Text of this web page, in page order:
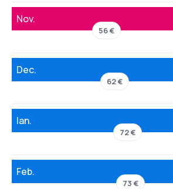
Nov.
56 €
Dec.
62 €
Ian.
72 €
Feb.
73 €